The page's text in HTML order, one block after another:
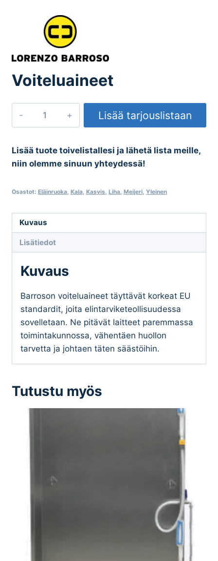
Voiteluaineet
Lisää tarjouslistaan
Lisää tuote toivelistallesi ja lähetä lista meille,
niin olemme sinuun yhteydessä!
Osastot: Eläinruoka Kala Kasvis Liha Meijeri Yleinen
Kuvaus
Lisätiedot
Kuvaus
Barroson voiteluaineet täyttävät korkeat EU
standardit, joita elintarviketeollisuudessa
sovelletaan. Ne pitävät laitteet paremmassa
toimintakunnossa, vähentäen huollon
tarvetta ja johtaen täten säästöihin.
Tutustu myös